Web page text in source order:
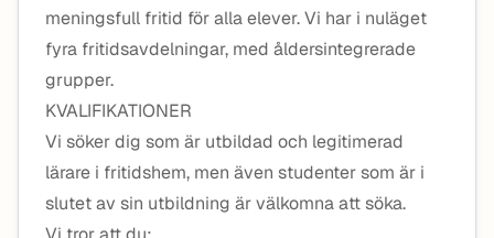
meningsfull fritid för alla elever. Vi har i nuläget
fyra fritidsavdelningar, med åldersintegrerade
grupper.
KVALIFIKATIONER
Vi söker dig som är utbildad och legitimerad
lärare i fritidshem, men även studenter som är i
slutet av sin utbildning är välkomna att söka.